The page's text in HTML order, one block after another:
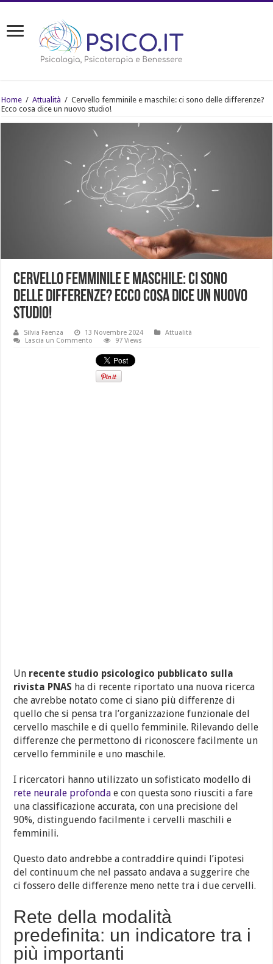
Home / Attualità / Cervello femminile e maschile: ci sono delle differenze?
Ecco cosa dice un nuovo studio!
Cervello femminile e maschile: ci sono
delle differenze? Ecco cosa dice un nuovo
studio!
Silvia Faenza 13 Novembre 2024
Attualità
Lascia un Commento
97 Views
Un recente studio psicologico pubblicato sulla
rivista PNAS ha di recente riportato una nuova ricerca
che avrebbe notato come ci siano più differenze di
quello che si pensa tra l’organizzazione funzionale del
cervello maschile e di quello femminile. Rilevando delle
differenze che permettono di riconoscere facilmente un
cervello femminile e uno maschile.
I ricercatori hanno utilizzato un sofisticato modello di
rete neurale profonda e con questa sono riusciti a fare
una classificazione accurata, con una precisione del
90%, distinguendo facilmente i cervelli maschili e
femminili.
Questo dato andrebbe a contraddire quindi l’ipotesi
del continuum che nel passato andava a suggerire che
ci fossero delle differenze meno nette tra i due cervelli.
Rete della modalità
predefinita: un indicatore tra i
più importanti